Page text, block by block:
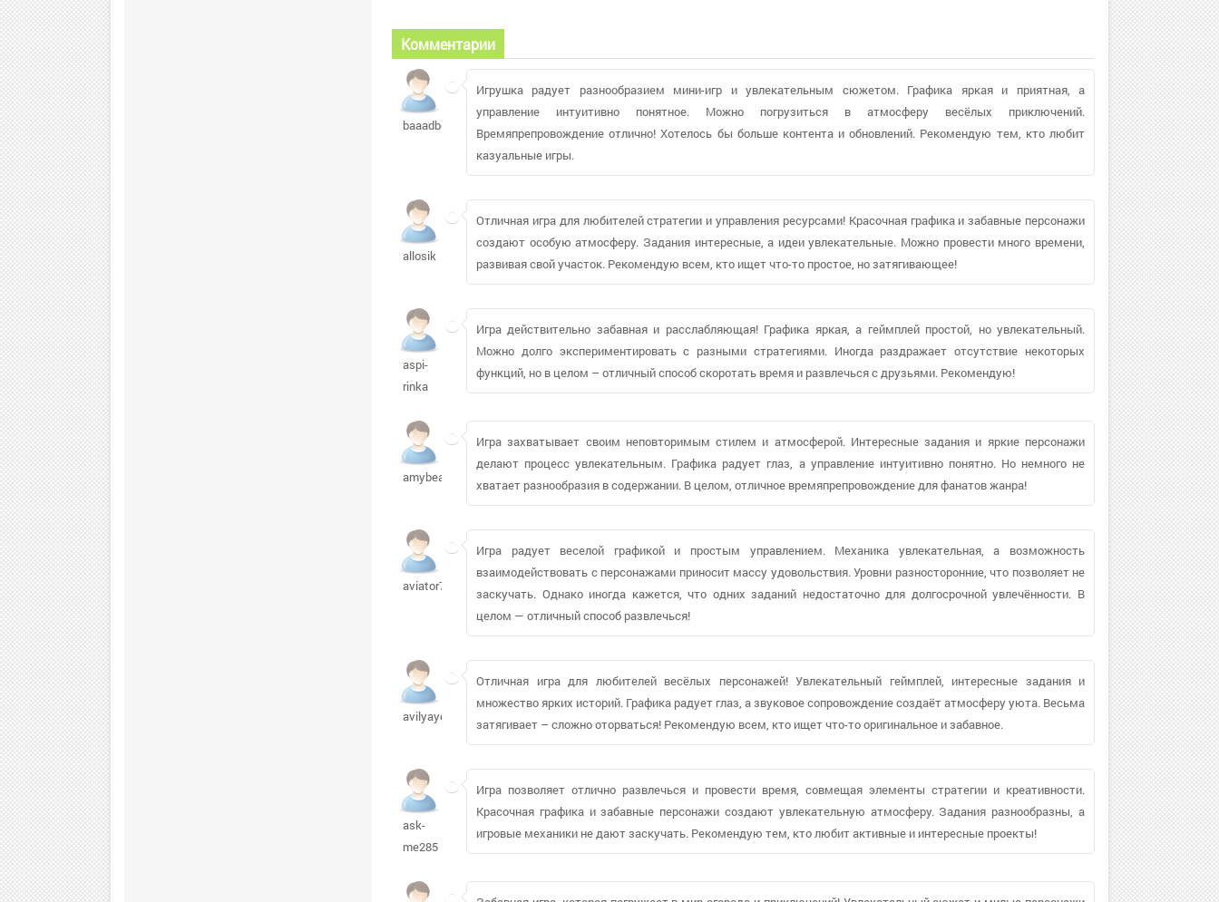
Комментарии
baaadboy89945
Игрушка радует разнообразием мини-игр и увлекательным сюжетом. Графика яркая и приятная, а
управление интуитивно понятное. Можно погрузиться в атмосферу весёлых приключений.
Времяпрепровождение отлично! Хотелось бы больше контента и обновлений. Рекомендую тем, кто любит
казуальные игры.
allosik
Отличная игра для любителей стратегии и управления ресурсами! Красочная графика и забавные персонажи
создают особую атмосферу. Задания интересные, а идеи увлекательные. Можно провести много времени,
развивая свой участок. Рекомендую всем, кто ищет что-то простое, но затягивающее!
aspi-
rinka
Игра действительно забавная и расслабляющая! Графика яркая, а геймплей простой, но увлекательный.
Можно долго экспериментировать с разными стратегиями. Иногда раздражает отсутствие некоторых
функций, но в целом – отличный способ скоротать время и развлечься с друзьями. Рекомендую!
amybean2
Игра захватывает своим неповторимым стилем и атмосферой. Интересные задания и яркие персонажи
делают процесс увлекательным. Графика радует глаз, а управление интуитивно понятно. Но немного не
хватает разнообразия в содержании. В целом, отличное времяпрепровождение для фанатов жанра!
aviator716
Игра радует веселой графикой и простым управлением. Механика увлекательная, а возможность
взаимодействовать с персонажами приносит массу удовольствия. Уровни разносторонние, что позволяет не
заскучать. Однако иногда кажется, что одних заданий недостаточно для долгосрочной увлечённости. В
целом — отличный способ развлечься!
avilyayev556
Отличная игра для любителей весёлых персонажей! Увлекательный геймплей, интересные задания и
множество ярких историй. Графика радует глаз, а звуковое сопровождение создаёт атмосферу уюта. Весьма
затягивает – сложно оторваться! Рекомендую всем, кто ищет что-то оригинальное и забавное.
ask-
me285
Игра позволяет отлично развлечься и провести время, совмещая элементы стратегии и креативности.
Красочная графика и забавные персонажи создают увлекательную атмосферу. Задания разнообразны, а
игровые механики не дают заскучать. Рекомендую тем, кто любит активные и интересные проекты!